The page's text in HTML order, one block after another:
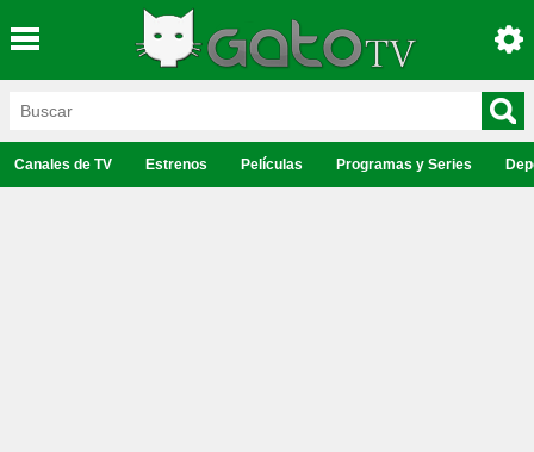
Canales de TV Estrenos Películas Programas y Series